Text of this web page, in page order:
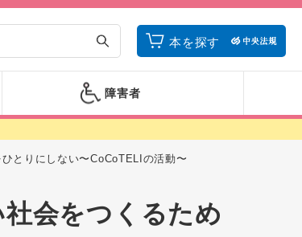
本を探す
障害者
とりにしない〜CoCoTELIの活動〜
会をつくるため